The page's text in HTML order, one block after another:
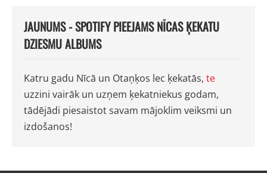
JAUNUMS - SPOTIFY PIEEJAMS NĪCAS ĶEKATU
DZIESMU ALBUMS
Katru gadu Nīcā un Otaņķos lec ķekatās, te
uzzini vairāk un uzņem ķekatniekus godam,
tādējādi piesaistot savam mājoklim veiksmi un
izdošanos!